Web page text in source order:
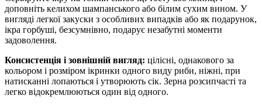
доповніть келихом шампанського або білим сухим вином. У
вигляді легкої закуски з особливих випадків або як подарунок,
ікра горбуші, безсумнівно, подарує незабутні моменти
задоволення.
Консистенція і зовнішній вигляд: цілісні, однакового за
кольором і розміром ікринки одного виду риби, ніжні, при
натисканні лопаються і утворюють сік. Зерна розсипчасті та
легко відокремлюються один від одного.